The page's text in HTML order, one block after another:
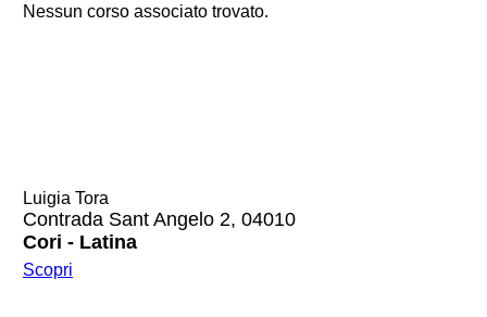
Nessun corso associato trovato.
Luigia Tora
Contrada Sant Angelo 2, 04010
Cori - Latina
Scopri